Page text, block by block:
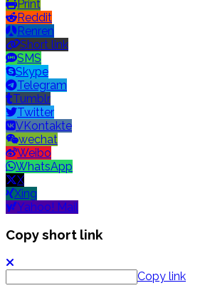
Print
Reddit
Renren
Short link
SMS
Skype
Telegram
Tumblr
Twitter
VKontakte
wechat
Weibo
WhatsApp
X
Xing
Yahoo! Mail
Copy short link
Copy link